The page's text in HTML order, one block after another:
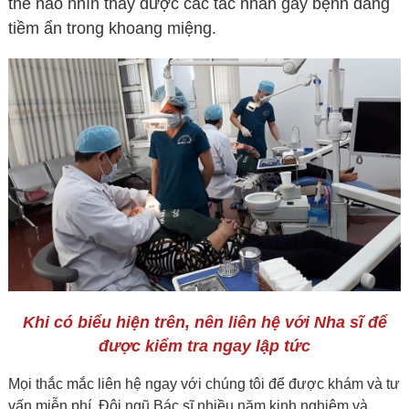
thể nào nhìn thấy được các tác nhân gây bệnh đang
tiềm ẩn trong khoang miệng.
Khi có biểu hiện trên, nên liên hệ với Nha sĩ để
được kiểm tra ngay lập tức
Mọi thắc mắc liên hệ ngay với chúng tôi để được khám và tư
vấn miễn phí. Đội ngũ Bác sĩ nhiều năm kinh nghiệm và